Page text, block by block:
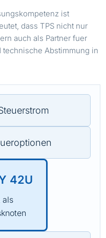
ist
dass TPS nicht nur
auch als Partner fuer
technische Abstimmung in
42U
als